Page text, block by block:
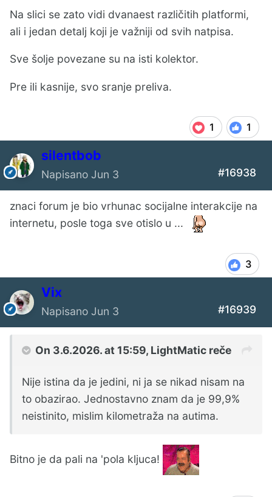
Na slici se zato vidi dvanaest različitih platformi,
ali i jedan detalj koji je važniji od svih natpisa.
Sve šolje povezane su na isti kolektor.
Pre ili kasnije, svo sranje preliva.
1 1
silentbob
Napisano Jun 3 #16938
znaci forum je bio vrhunac socijalne interakcije na
internetu, posle toga sve otislo u ...
3
Vix
Napisano Jun 3 #16939
On 3.6.2026. at 15:59, LightMatic reče
Nije istina da je jedini, ni ja se nikad nisam na
to obazirao. Jednostavno znam da je 99,9%
neistinito, mislim kilometraža na autima.
Bitno je da pali na 'pola kljuca!